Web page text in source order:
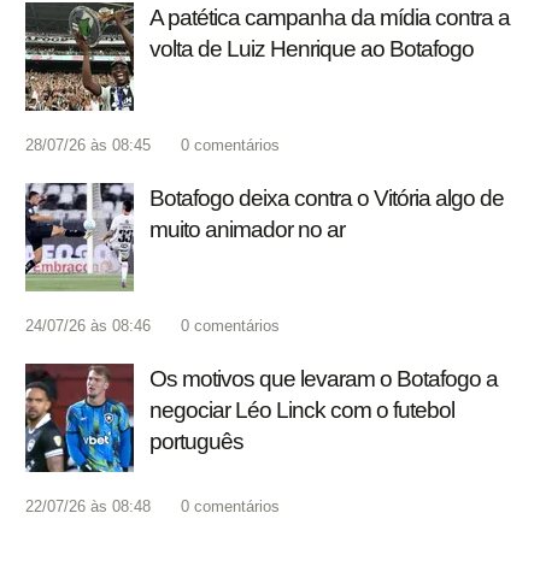
A patética campanha da mídia contra a
volta de Luiz Henrique ao Botafogo
28/07/26 às 08:45 0 comentários
Botafogo deixa contra o Vitória algo de
muito animador no ar
24/07/26 às 08:46 0 comentários
Os motivos que levaram o Botafogo a
negociar Léo Linck com o futebol
português
22/07/26 às 08:48 0 comentários